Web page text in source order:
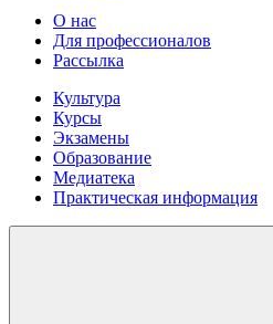
О нас
Для профессионалов
Рассылка
Культура
Курсы
Экзамены
Образование
Медиатека
Практическая информация